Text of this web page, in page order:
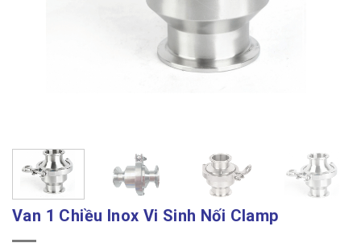
Van 1 Chiều Inox Vi Sinh Nối Clamp